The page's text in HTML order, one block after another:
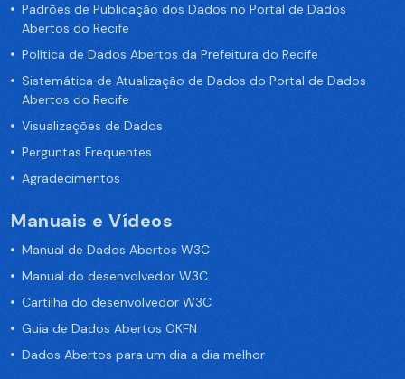
Padrões de Publicação dos Dados no Portal de Dados
Abertos do Recife
Política de Dados Abertos da Prefeitura do Recife
Sistemática de Atualização de Dados do Portal de Dados
Abertos do Recife
Visualizações de Dados
Perguntas Frequentes
Agradecimentos
Manuais e Vídeos
Manual de Dados Abertos W3C
Manual do desenvolvedor W3C
Cartilha do desenvolvedor W3C
Guia de Dados Abertos OKFN
Dados Abertos para um dia a dia melhor